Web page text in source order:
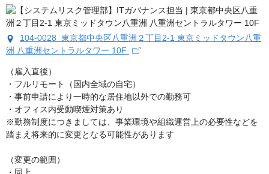
104-0028 東京都中央区八重洲２丁目2-1 東京ミッドタウン八重
洲 八重洲セントラルタワー 10F
（雇入直後）
・フルリモート（国内全域の自宅）
・事前申請により一時的な居住地以外での勤務可
・オフィス内受動喫煙対策あり
※勤務制度につきましては、事業環境や組織運営上の必要性などを
踏まえ将来的に変更となる可能性があります
（変更の範囲）